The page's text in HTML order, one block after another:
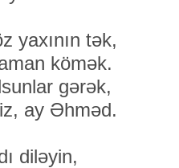
yaxının tək,
kömək.
gərək,
ay Əhməd.
diləyin,